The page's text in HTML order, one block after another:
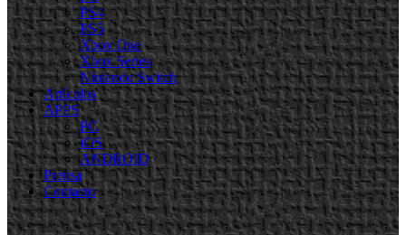
PS4
PS5
Xbox One
Xbox Series
Nintendo Switch
Artículos
APPS
PC
iOS
ANDROID
Prensa
Contacto